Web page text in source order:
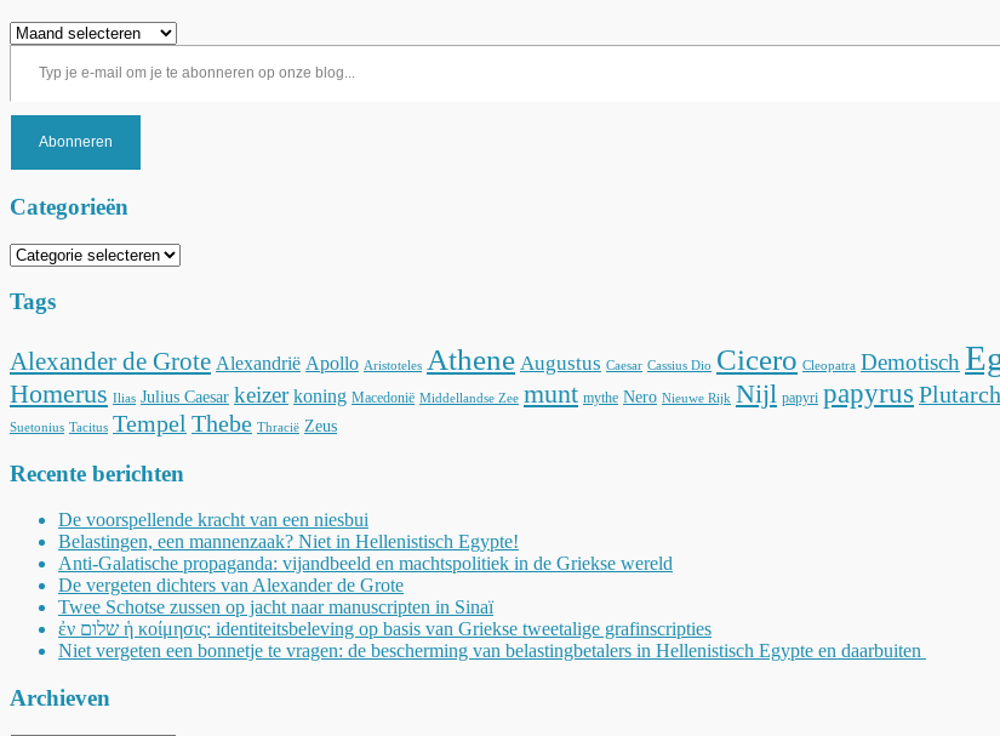
Archief
Typ je e-mail om je te abonneren op onze blog...
Abonneren
Categorieën
Categorieën
Tags
Alexander de Grote Alexandrië Apollo Aristoteles Athene Augustus Caesar Cassius Dio Cicero Cleopatra Demotisch
Homerus Ilias Julius Caesar keizer koning Macedonië Middellandse Zee munt mythe Nero Nieuwe Rijk Nijl papyri papyrus
Suetonius Tacitus Tempel Thebe Thracië Zeus
Recente berichten
De voorspellende kracht van een niesbui
Belastingen, een mannenzaak? Niet in Hellenistisch Egypte!
Anti-Galatische propaganda: vijandbeeld en machtspolitiek in de Griekse wereld
De vergeten dichters van Alexander de Grote
Twee Schotse zussen op jacht naar manuscripten in Sinaï
ἐν שלום ἡ κοίμησις: identiteitsbeleving op basis van Griekse tweetalige grafinscripties
Niet vergeten een bonnetje te vragen: de bescherming van belastingbetalers in Hellenistisch Egypte en daarbuiten
Archieven